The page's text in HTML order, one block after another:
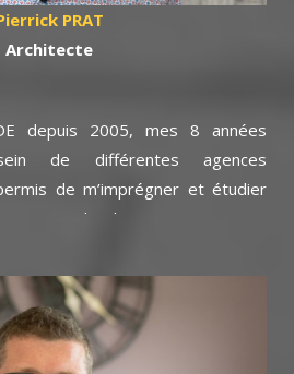
PRAT
Architecte
depuis 2005, mes 8 années
de différentes agences
de m’imprégner et étudier
projets d’architecture mais aussi
projets dans le secteur de
créé mon entreprise Pierrick
nous travaillons en lien
mêmes locaux afin de définir et